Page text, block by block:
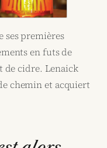
ses premières
en futs de
de cidre. Lenaick
chemin et acquiert